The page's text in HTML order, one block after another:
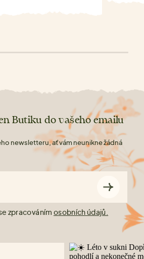
Butiku do vašeho emailu
newsletteru, ať vám neunikne žádná
zpracováním osobních údajů.